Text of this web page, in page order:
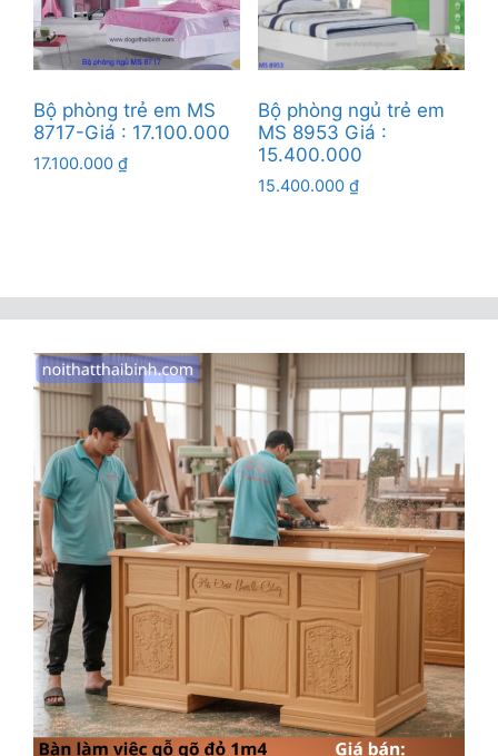
Bộ phòng trẻ em MS
8717-Giá : 17.100.000
17.100.000 ₫
Bộ phòng ngủ trẻ em
MS 8953 Giá :
15.400.000
15.400.000 ₫